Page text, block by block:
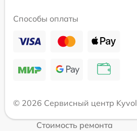
Способы оплаты
© 2026 Сервисный центр Kyvol
Стоимость ремонта